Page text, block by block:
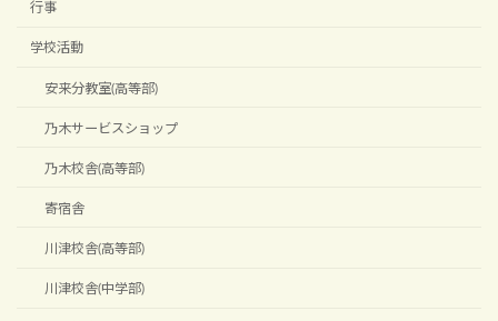
行事
学校活動
安来分教室(高等部)
乃木サービスショップ
乃木校舎(高等部)
寄宿舎
川津校舎(高等部)
川津校舎(中学部)